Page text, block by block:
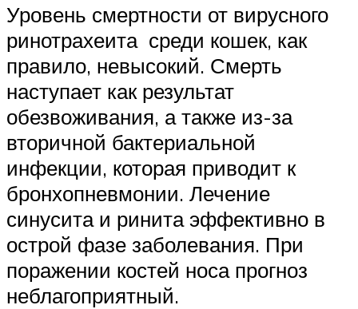
Уровень смертности от вирусного
ринотрахеита среди кошек, как
правило, невысокий. Смерть
наступает как результат
обезвоживания, а также из-за
вторичной бактериальной
инфекции, которая приводит к
бронхопневмонии. Лечение
синусита и ринита эффективно в
острой фазе заболевания. При
поражении костей носа прогноз
неблагоприятный.